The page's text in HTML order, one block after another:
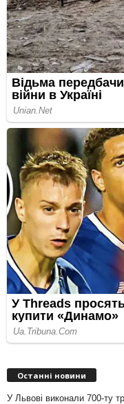
Останні новини
У Львові виконали 700-ту